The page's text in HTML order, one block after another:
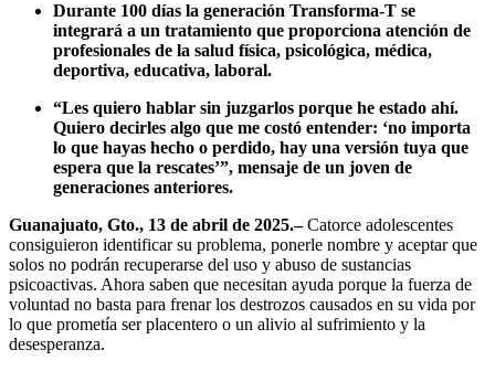
Durante 100 días la generación Transforma-T se
integrará a un tratamiento que proporciona atención de
profesionales de la salud física, psicológica, médica,
deportiva, educativa, laboral.
“Les quiero hablar sin juzgarlos porque he estado ahí.
Quiero decirles algo que me costó entender: ‘no importa
lo que hayas hecho o perdido, hay una versión tuya que
espera que la rescates’”, mensaje de un joven de
generaciones anteriores.
Guanajuato, Gto., 13 de abril de 2025.–Catorce adolescentes
consiguieron identificar su problema, ponerle nombre y aceptar que
solos no podrán recuperarse del uso y abuso de sustancias
psicoactivas. Ahora saben que necesitan ayuda porque la fuerza de
voluntad no basta para frenar los destrozos causados en su vida por
lo que prometía ser placentero o un alivio al sufrimiento y la
desesperanza.